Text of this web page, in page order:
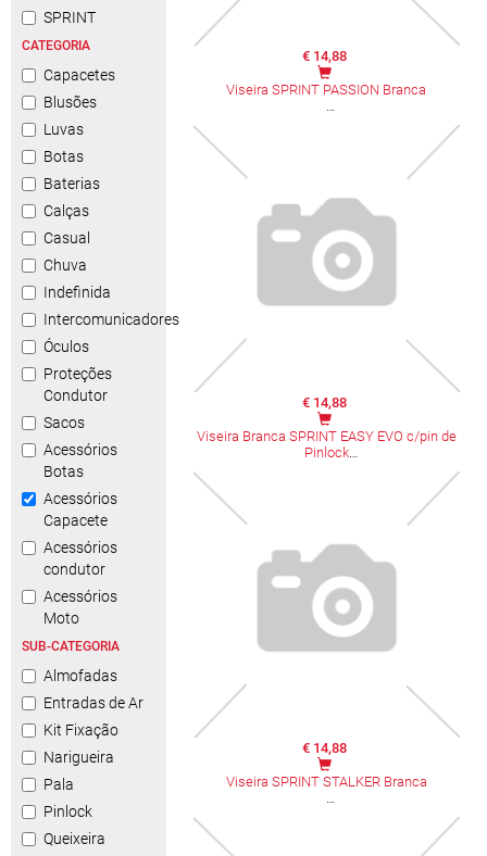
SPRINT
CATEGORIA
Capacetes
Blusões
Luvas
Botas
Baterias
Calças
Casual
Chuva
Indefinida
Intercomunicadores
Óculos
Proteções
Condutor
Sacos
Acessórios
Botas
Acessórios
Capacete
Acessórios
condutor
Acessórios
Moto
SUB-CATEGORIA
Almofadas
Entradas de Ar
Kit Fixação
Narigueira
Pala
Pinlock
Queixeira
€ 14,88
Viseira SPRINT PASSION Branca
€ 14,88
Viseira Branca SPRINT EASY EVO c/pin de
Pinlock
€ 14,88
Viseira SPRINT STALKER Branca